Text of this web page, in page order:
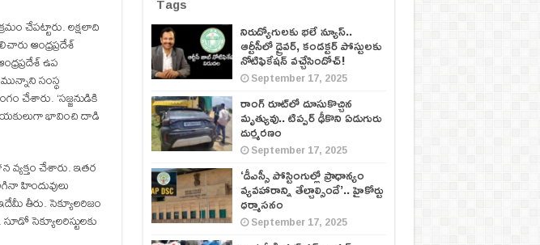
చేపట్టారు. లక్షలాది
ఆంధ్రప్రదేశ్
ఉప
సంస్థ
చేశారు. ‘సజ్జనుడికి
భావించి దాడి
చేశారు. ఇతర
హిందువులు
తీరు. సెక్యూలరిజం
సెక్యూలరిస్టులకు
నిరుద్యోగులకు భలే న్యూస్..
ఆర్టీసీలో డ్రైవర్, కండక్టర్‌ పోస్టులకు
నోటిఫికేషన్‌ వచ్చేసిందోచ్‌!
September 17, 2025
రాంగ్ రూట్‌లో దూసుకొచ్చిన
మృత్యువు.. టిప్పర్ ఢీకొని ఏడుగురు
దుర్మరణం
September 17, 2025
‘డీఎస్సీ పోస్టింగుల్లో ప్రాధాన్యం
వ్యవహారాన్ని తేల్చాల్సిందే’.. హైకోర్టు
ధర్మాసనం
September 17, 2025